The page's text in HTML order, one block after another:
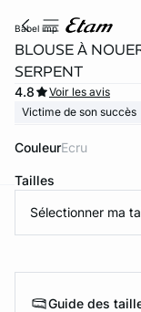
babel imp
BLOUSE À
SERPENT
4.8
Voir les avis
Victime de son succès
Couleur ecru
Tailles
Sélectionner ma
Guide des